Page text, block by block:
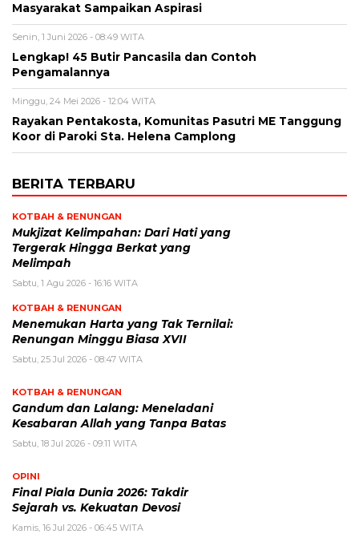
Masyarakat Sampaikan Aspirasi
Senin, 1 Juni 2026 - 08:49 WITA
Lengkap! 45 Butir Pancasila dan Contoh
Pengamalannya
Minggu, 24 Mei 2026 - 12:04 WITA
Rayakan Pentakosta, Komunitas Pasutri ME Tanggung
Koor di Paroki Sta. Helena Camplong
BERITA TERBARU
KOTBAH & RENUNGAN
Mukjizat Kelimpahan: Dari Hati yang
Tergerak Hingga Berkat yang
Melimpah
Sabtu, 1 Agu 2026 - 16:16 WITA
KOTBAH & RENUNGAN
Menemukan Harta yang Tak Ternilai:
Renungan Minggu Biasa XVII
Sabtu, 25 Jul 2026 - 08:47 WITA
KOTBAH & RENUNGAN
Gandum dan Lalang: Meneladani
Kesabaran Allah yang Tanpa Batas
Sabtu, 18 Jul 2026 - 09:11 WITA
OPINI
Final Piala Dunia 2026: Takdir
Sejarah vs. Kekuatan Devosi
Kamis, 16 Jul 2026 - 06:45 WITA